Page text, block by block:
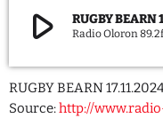
ADHÉRER OU
play_arrow RUGBY BEARN
Radio Oloron
RUGBY BEARN
Source:http://